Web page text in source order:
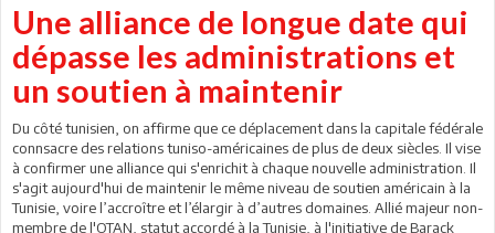
Une alliance de longue date qui
dépasse les administrations et
un soutien à maintenir
Du côté tunisien, on affirme que ce déplacement dans la capitale fédérale
connsacre des relations tuniso-américaines de plus de deux siècles. Il vise
à confirmer une alliance qui s'enrichit à chaque nouvelle administration. Il
s'agit aujourd'hui de maintenir le même niveau de soutien américain à la
Tunisie, voire l’accroître et l’élargir à d’autres domaines. Allié majeur non-
membre de l'OTAN, statut accordé à la Tunisie, à l'initiative de Barack